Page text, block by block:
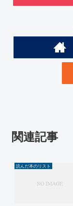
関連記事
読んだ本のリスト